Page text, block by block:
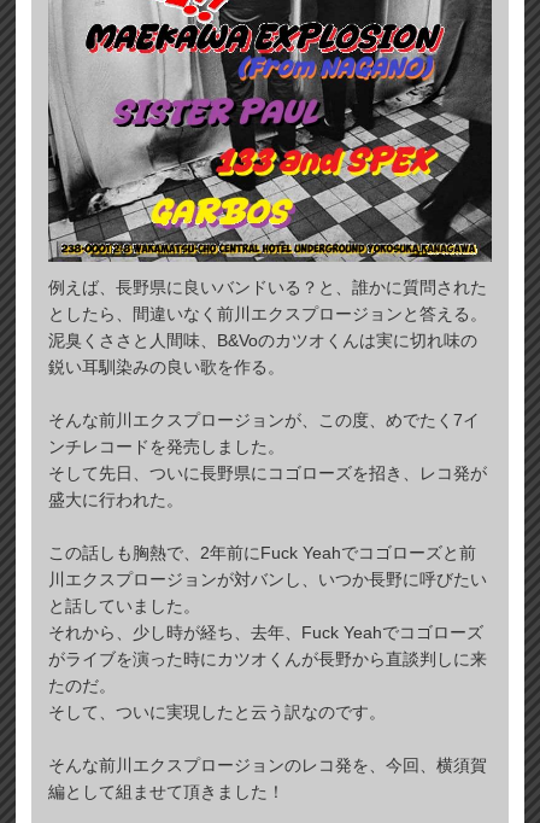
例えば、長野県に良いバンドいる？と、誰かに質問された
としたら、間違いなく前川エクスプロージョンと答える。
泥臭くささと人間味、B&Voのカツオくんは実に切れ味の
鋭い耳馴染みの良い歌を作る。
そんな前川エクスプロージョンが、この度、めでたく7イ
ンチレコードを発売しました。
そして先日、ついに長野県にコゴローズを招き、レコ発が
盛大に行われた。
この話しも胸熱で、2年前にFuck Yeahでコゴローズと前
川エクスプロージョンが対バンし、いつか長野に呼びたい
と話していました。
それから、少し時が経ち、去年、Fuck Yeahでコゴローズ
がライブを演った時にカツオくんが長野から直談判しに来
たのだ。
そして、ついに実現したと云う訳なのです。
そんな前川エクスプロージョンのレコ発を、今回、横須賀
編として組ませて頂きました！